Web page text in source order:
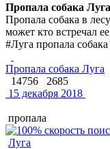
Пропала собака Луга
Пропала собака в
может кто встречал
#Луга пропала
Пропала собака Луга
14756
2685
15 декабря 2018
пропала
Луга